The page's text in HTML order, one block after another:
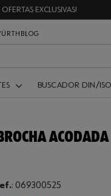
EXCLUSIVAS!
BLOG
BUSCADOR DIN/ISO
BROCHA
: 069300525